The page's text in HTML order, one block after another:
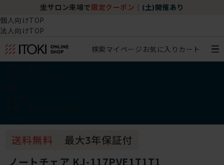
坐サロン来場で 限定クーポン (土)開催あり
個人向けTOP
法人向けTOP
検索マイページ お気に入り カート
ノートチェア KJ-117PVE1T1T1